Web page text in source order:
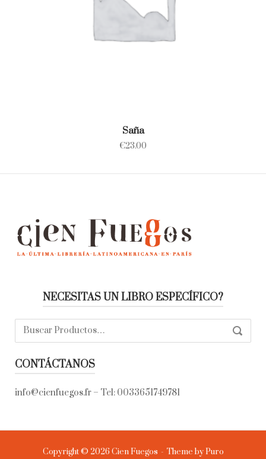
Saña
€23.00
NECESITAS UN LIBRO ESPECÍFICO?
Buscar:
CONTÁCTANOS
info@cienfuegos.fr – Tel: 0033651749781
Copyright © 2026 Cien Fuegos Theme byPuro